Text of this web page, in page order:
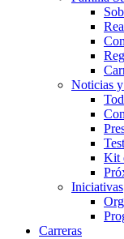
Noticias
Kit
Iniciativas
Carreras